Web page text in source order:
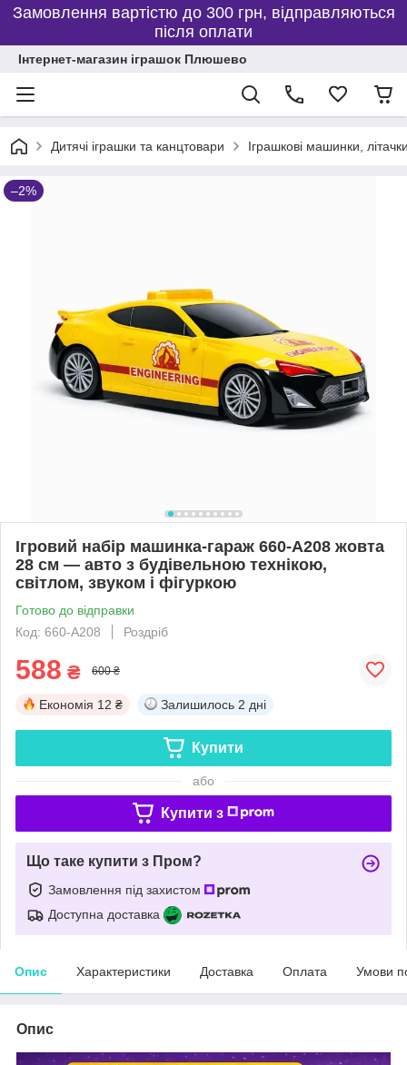
Замовлення вартістю до 300 грн, відправляються
після оплати
Інтернет-магазин іграшок Плюшево
Дитячі іграшки та канцтовари Іграшкові машинки,
–2%
Ігровий набір машинка-гараж 660-A208 жовта
28 см — авто з будівельною технікою,
світлом, звуком і фігуркою
Готово до відправки
Код: 660-A208
Роздріб
588 ₴ 600 ₴
Економія 12 ₴ Залишилось 2 дні
Купити
або
Купити з
Що таке купити з Пром?
Замовлення під захистом
Доступна доставка
Опис Характеристики Доставка Оплата Умови
Опис